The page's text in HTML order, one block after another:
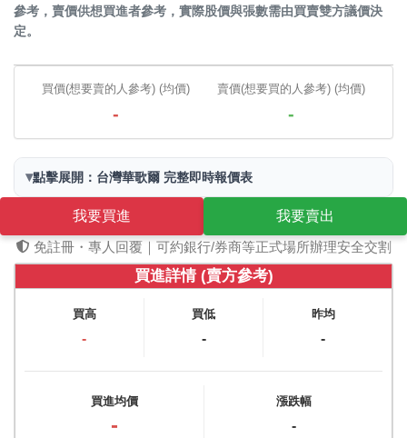
參考，賣價供想買進者參考，實際股價與張數需由買賣雙方議價決
定。
買價(想要賣的人參考) (均價)
-
賣價(想要買的人參考) (均價)
-
▾點擊展開：台灣華歌爾 完整即時報價表
我要買進
我要賣出
免註冊・專人回覆｜可約銀行/券商等正式場所辦理安全交割
買進詳情 (賣方參考)
買高
-
買低
-
昨均
-
買進均價
-
漲跌幅
-